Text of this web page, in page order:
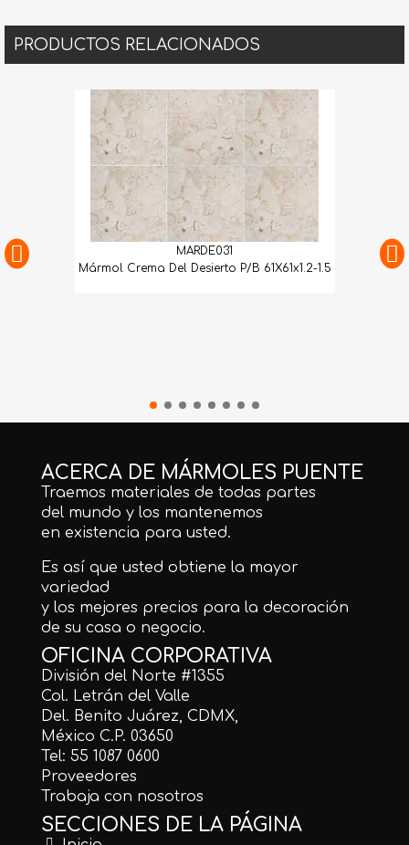
PRODUCTOS RELACIONADOS
MARDE031
Mármol Crema Del Desierto P/B 61X61x1.2-1.5
ACERCA DE MÁRMOLES PUENTE
Traemos materiales de todas partes
del mundo y los mantenemos
en existencia para usted.
Es así que usted obtiene la mayor
variedad
y los mejores precios para la decoración
de su casa o negocio.
OFICINA CORPORATIVA
División del Norte #1355
Col. Letrán del Valle
Del. Benito Juárez, CDMX,
México C.P. 03650
Tel: 55 1087 0600
Proveedores
Trabaja con nosotros
SECCIONES DE LA PÁGINA